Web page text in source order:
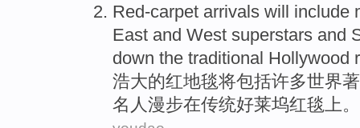
Red-carpet arrivals will include
East and West superstars and
down the traditional Hollywood
浩大的红地毯将包括许多世界
名人 漫步在传统好莱坞红毯上。